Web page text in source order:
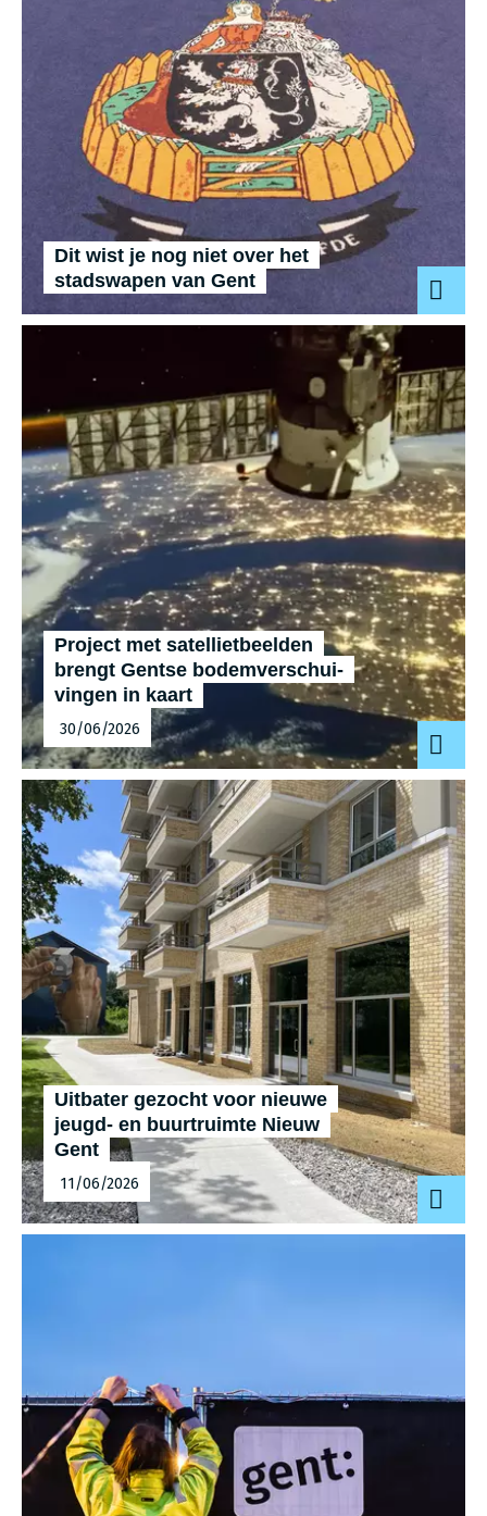
Dit wist je nog niet over het
stadswapen van Gent
Project met satel­liet­beel­den
brengt Gentse bodem­ver­schui­
vin­gen in kaart
30/06/2026
Uitbater gezocht voor nieuwe
jeugd- en buurtruimte Nieuw
Gent
11/06/2026